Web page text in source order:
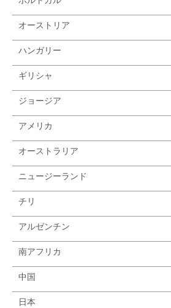
オーストリア
ハンガリー
ギリシャ
ジョージア
アメリカ
オーストラリア
ニュージーランド
チリ
アルゼンチン
南アフリカ
中国
日本